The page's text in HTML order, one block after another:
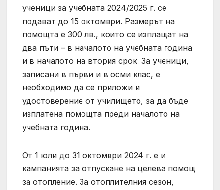
ученици за учебната 2024/2025 г. се
подават до 15 октомври. Размерът на
помощта е 300 лв., които се изплащат на
два пъти – в началото на учебната година
и в началото на втория срок. За ученици,
записани в първи и в осми клас, е
необходимо да се приложи и
удостоверение от училището, за да бъде
изплатена помощта преди началото на
учебната година.
От 1 юли до 31 октомври 2024 г. е и
кампанията за отпускане на целева помощ
за отопление. За отоплителния сезон,